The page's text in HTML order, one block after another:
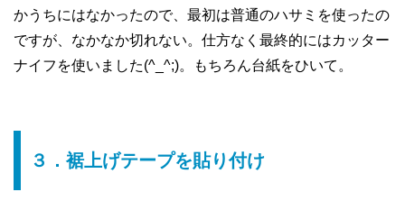
かうちにはなかったので、最初は普通のハサミを使ったの
ですが、なかなか切れない。仕方なく最終的にはカッター
ナイフを使いました(^_^;)。もちろん台紙をひいて。
３．裾上げテープを貼り付け